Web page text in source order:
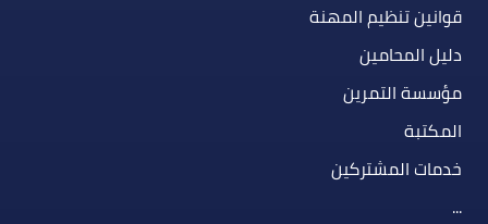
قوانين تنظيم المهنة
دليل المحامين
مؤسسة التمرين
المكتبة
خدمات المشتركين
...